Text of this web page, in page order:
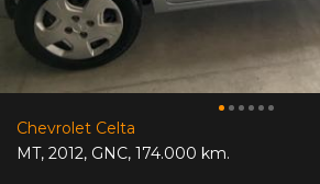
Chevrolet Celta
MT, 2012, GNC, 174.000 km.